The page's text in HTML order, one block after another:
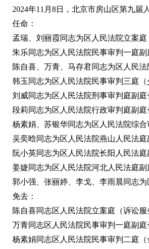
2024年11月8日，北京市房山区第九届
任命：
孟瑞、刘丽霞同志为区人民法院立案庭
朱乐同志为区人民法院民事审判一庭副
陈自喜、万青、马存君同志为区人民法
韩玉同志为区人民法院民事审判三庭（
刘威同志为区人民法院刑事审判庭副庭
段莉同志为区人民法院行政审判庭副庭
杨素娟、苏银华同志为区人民法院综合
吴奕晗同志为区人民法院燕山人民法庭
阮小英同志为区人民法院长阳人民法庭
姜婕同志为区人民法院河北人民法庭副
郭小强、张丽婷、李戈、李雨晨同志为
免去：
陈自喜同志区人民法院立案庭（诉讼服
万青同志区人民法院民事审判一庭副庭
杨素娟同志区人民法院民事审判二庭（